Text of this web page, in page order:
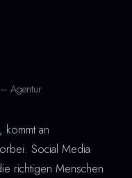
Agentur
an
Social Media
richtigen Menschen